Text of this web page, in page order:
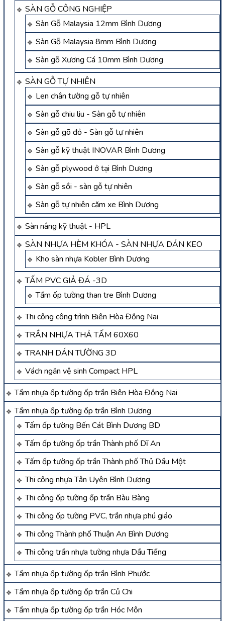
SÀN GỖ CÔNG NGHIỆP
Sàn Gỗ Malaysia 12mm Bình Dương
Sàn Gỗ Malaysia 8mm Bình Dương
Sàn gỗ Xương Cá 10mm Bình Dương
SÀN GỖ TỰ NHIÊN
Len chân tường gỗ tự nhiên
Sàn gỗ chiu liu - Sàn gỗ tự nhiên
Sàn gỗ gõ đỏ - Sàn gỗ tự nhiên
Sàn gỗ kỹ thuật INOVAR Bình Dương
Sàn gỗ plywood ở tại Bình Dương
Sàn gỗ sồi - sàn gỗ tự nhiên
Sàn gỗ tự nhiên căm xe Bình Dương
Sàn nâng kỹ thuật - HPL
SÀN NHỰA HÈM KHÓA - SÀN NHỰA DÁN KEO
Kho sàn nhựa Kobler Bình Dương
TẤM PVC GIẢ ĐÁ -3D
Tấm ốp tường than tre Bình Dương
Thi công công trình Biên Hòa Đồng Nai
TRẦN NHỰA THẢ TẤM 60X60
TRANH DÁN TƯỜNG 3D
Vách ngăn vệ sinh Compact HPL
Tấm nhựa ốp tường ốp trần Biên Hòa Đồng Nai
Tấm nhựa ốp tường ốp trần Bình Dương
Tấm ốp tường Bến Cát Bình Dương BD
Tấm ốp tường ốp trần Thành phố Dĩ An
Tấm ốp tường ốp trần Thành phố Thủ Dầu Một
Thi công nhựa Tân Uyên Bình Dương
Thi công ốp tường ốp trần Bàu Bàng
Thi công ốp tường PVC, trần nhựa phú giáo
Thi công Thành phố Thuận An Bình Dương
Thi công trần nhựa tường nhựa Dầu Tiếng
Tấm nhựa ốp tường ốp trần Bình Phước
Tấm nhựa ốp tường ốp trần Củ Chi
Tấm nhựa ốp tường ốp trần Hóc Môn